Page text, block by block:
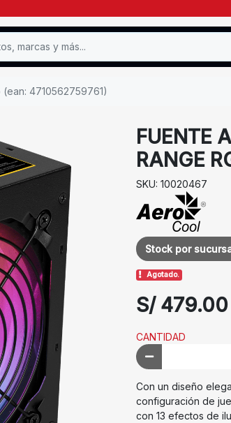
4710562759761)
FUENTE
RANGE
SKU: 10020467
Stock por
Agotado.
S/ 479.00
CANTIDAD
Con un diseño
configuración de
con 13 efectos de